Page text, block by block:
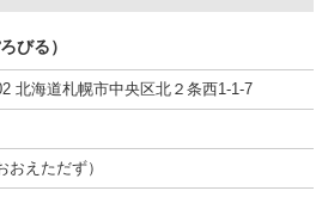
びる）
北海道札幌市中央区北２条西1-1-7
おえただず）